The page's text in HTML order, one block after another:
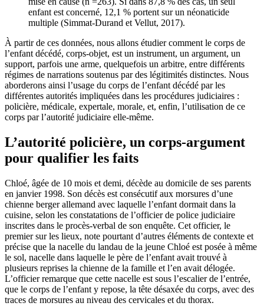
enfant est concerné, 12,1 % portent sur un néonaticide
multiple (Simmat-Durand et Vellut, 2017).
À partir de ces données, nous allons étudier comment le corps de
l’enfant décédé, corps-objet, est un instrument, un argument, un
support, parfois une arme, quelquefois un arbitre, entre différents
régimes de narrations soutenus par des légitimités distinctes. Nous
aborderons ainsi l’usage du corps de l’enfant décédé par les
différentes autorités impliquées dans les procédures judiciaires :
policière, médicale, expertale, morale, et, enfin, l’utilisation de ce
corps par l’autorité judiciaire elle-même.
L’autorité policière, un corps-argument
pour qualifier les faits
Chloé, âgée de 10 mois et demi, décède au domicile de ses parents
en janvier 1998. Son décès est consécutif aux morsures d’une
chienne berger allemand avec laquelle l’enfant dormait dans la
cuisine, selon les constatations de l’officier de police judiciaire
inscrites dans le procès-verbal de son enquête. Cet officier, le
premier sur les lieux, note pourtant d’autres éléments de contexte et
précise que la nacelle du landau de la jeune Chloé est posée à même
le sol, nacelle dans laquelle le père de l’enfant avait trouvé à
plusieurs reprises la chienne de la famille et l’en avait délogée.
L’officier remarque que cette nacelle est sous l’escalier de l’entrée,
que le corps de l’enfant y repose, la tête désaxée du corps, avec des
traces de morsures au niveau des cervicales et du thorax.